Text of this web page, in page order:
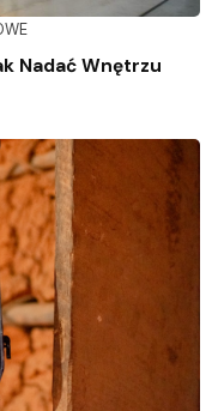
Nadać Wnętrzu